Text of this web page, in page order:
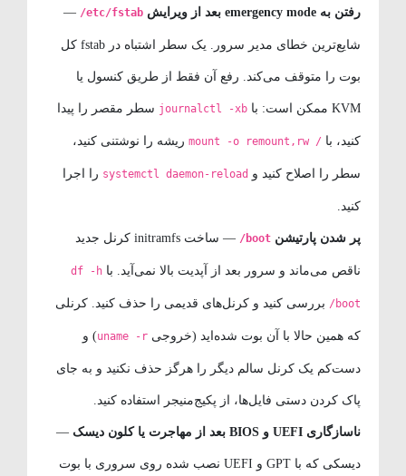
رفتن به emergency mode بعد از ویرایش /etc/fstab
—
شایع‌ترین خطای مدیر سرور. یک سطر اشتباه در fstab کل
بوت را متوقف می‌کند. رفع آن فقط از طریق کنسول یا
KVM ممکن است: با journalctl -xb سطر مقصر را پیدا
کنید، با mount -o remount,rw / ریشه را نوشتنی کنید،
سطر را اصلاح کنید و systemctl daemon-reload را اجرا
کنید.
پر شدن پارتیشن /boot — ساخت initramfs کرنل جدید
ناقص می‌ماند و سرور بعد از آپدیت بالا نمی‌آید. با df -h
/boot بررسی کنید و کرنل‌های قدیمی را حذف کنید. کرنلی
که همین حالا با آن بوت شده‌اید (خروجی uname -r) و
دست‌کم یک کرنل سالم دیگر را هرگز حذف نکنید و به جای
پاک کردن دستی فایل‌ها، از پکیج‌منیجر استفاده کنید.
ناسازگاری UEFI و BIOS بعد از مهاجرت یا کلون دیسک —
دیسکی که با GPT و UEFI نصب شده روی سروری با بوت